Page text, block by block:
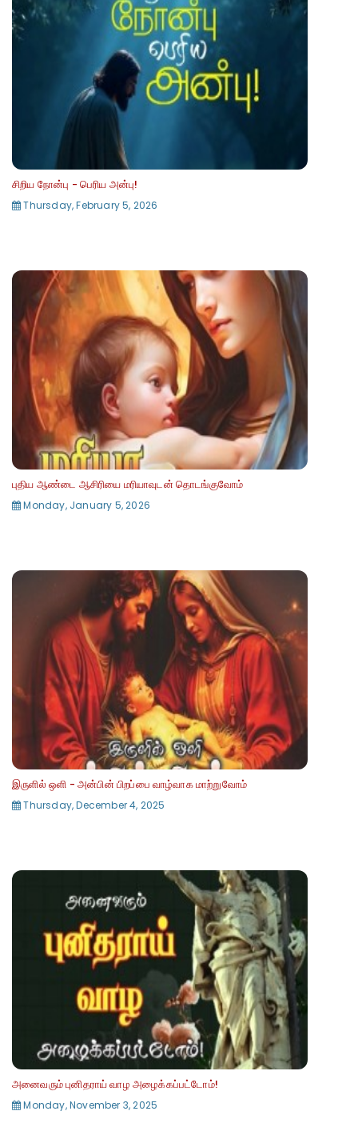
சிறிய நோன்பு - பெரிய அன்பு!
Thursday, February 5, 2026
புதிய ஆண்டை ஆசிரியை மரியாவுடன் தொடங்குவோம்
Monday, January 5, 2026
இருளில் ஒளி - அன்பின் பிறப்பை வாழ்வாக மாற்றுவோம்
Thursday, December 4, 2025
அனைவரும் புனிதராய் வாழ அழைக்கப்பட்டோம்!
Monday, November 3, 2025